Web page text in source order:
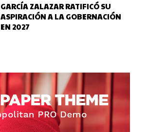
GARCÍA ZALAZAR RATIFICÓ SU
ASPIRACIÓN A LA GOBERNACIÓN
EN 2027